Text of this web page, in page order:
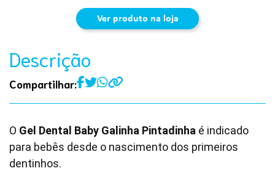
Ver produto na loja
Descrição
Compartilhar:
O Gel Dental Baby Galinha Pintadinha é indicado
para bebês desde o nascimento dos primeiros
dentinhos.